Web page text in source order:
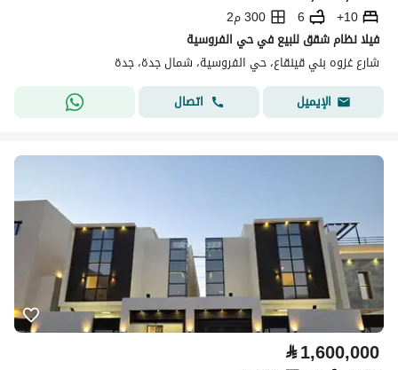
10+
6
300 م2
فيلا نظام شقق للبيع في حي الفروسية
شارع غزوه بني قينقاع، حي الفروسية، شمال جدة، جدة
الإيميل
اتصال
⃁1,600,000